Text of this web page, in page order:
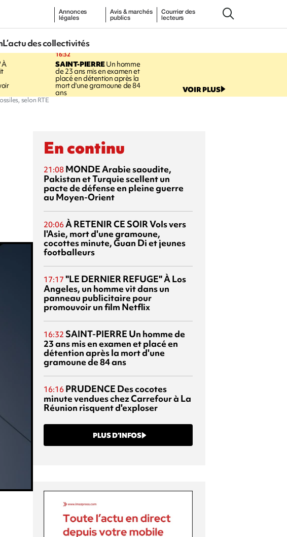
Annonces
légales
Avis & marchés
publics
Courrier des
lecteurs
L’actu des collectivités
À
16:32
SAINT-PIERREUn homme
de 23 ans mis en examen et
placé en détention après la
mort d'une gramoune de 84
ans VOIR PLUS
selon RTE
En continu
21:08 MONDEArabie saoudite,
Pakistan et Turquie scellent un
pacte de défense en pleine guerre
au Moyen-Orient
20:06À RETENIR CE SOIRVols vers
l'Asie, mort d'une gramoune,
cocottes minute, Guan Di et jeunes
footballeurs
17:17 "LE DERNIER REFUGE"À Los
Angeles, un homme vit dans un
panneau publicitaire pour
promouvoir un film Netflix
16:32 SAINT-PIERRE Un homme de
23 ans mis en examen et placé en
détention après la mort d'une
gramoune de 84 ans
16:16 PRUDENCE Des cocotes
minute vendues chez Carrefour à La
Réunion risquent d'exploser
PLUS D’INFOS